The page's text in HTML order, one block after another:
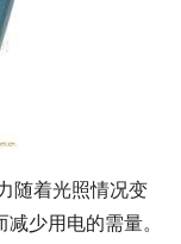
随着光照情况变
少用电的需量。